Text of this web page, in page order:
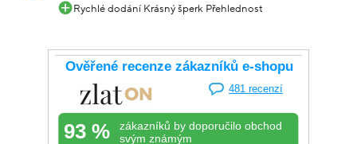
Rychlé dodání Krásný šperk Přehlednost